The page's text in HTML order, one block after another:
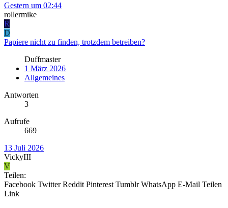
Gestern um 02:44
rollermike
R
D
Papiere nicht zu finden, trotzdem betreiben?
Duffmaster
1 März 2026
Allgemeines
Antworten
3
Aufrufe
669
13 Juli 2026
VickyIII
V
Teilen:
Facebook Twitter Reddit Pinterest Tumblr WhatsApp E-Mail Teilen
Link